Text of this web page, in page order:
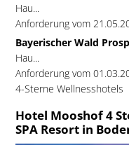
Hau...
Anforderung vom
Bayerischer Wald
Hau...
Anforderung vom
4-Sterne Wellnesshotels
Hotel Mooshof 4
SPA Resort in